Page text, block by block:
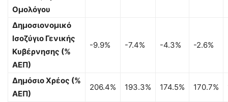
Ομολόγου
Δημοσιονομικό
Ισοζύγιο Γενικής
Κυβέρνησης (%
ΑΕΠ)
-9.9% -7.4% -4.3% -2.6%
Δημόσιο Χρέος (%
ΑΕΠ)
206.4% 193.3% 174.5% 170.7%